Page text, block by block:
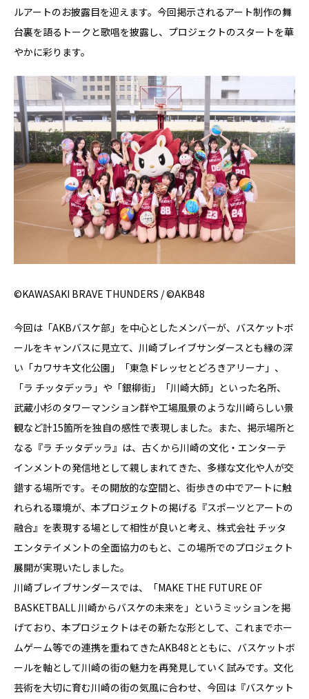
ルアートのお披露目を迎えます。今回掲示されるアート制作の舞
台裏を語るトークと歌唱を披露し、プロジェクトのスタートを華
やかに彩ります。
©KAWASAKI BRAVE THUNDERS / ©AKB48
今回は「AKBバスケ部」を中心としたメンバーが、バスケットボ
ールをキャンバスに見立て、川崎ブレイブサンダースとも縁の深
い「カワサキ文化公園」「東急ドレッセとどろきアリーナ」、
「ラ チッタデッラ」や「銀柳街」「川崎大師」といった名所、
武蔵小杉のタワーマンション群や工場風景のような川崎らしい景
観など計15箇所を独自の感性で表現しました。また、掲示場所と
なる『ラ チッタデッラ』は、古くから川崎の文化・エンターテ
インメントの発信地として親しまれてきた、多様な文化や人が交
錯する場所です。その開放的な空間と、街歩きの中でアートに触
れられる環境が、本プロジェクトの掲げる『スポーツとアートの
融合』を表現する場として相性が良いと考え、株式会社 チッタ
エンタテイメントの全面協力のもと、この場所でのプロジェクト
展開が実現いたしました。
川崎ブレイブサンダースでは、「MAKE THE FUTURE OF
BASKETBALL 川崎からバスケの未来を」というミッションを掲
げており、本プロジェクトはその新たな形として、これまでホー
ムゲーム等での連携を重ねてきたAKB48とともに、バスケットボ
ールを軸として川崎の街の魅力を再発見していく試みです。文化
芸術を大切に育む川崎の街の気風に合わせ、今回は『バスケット